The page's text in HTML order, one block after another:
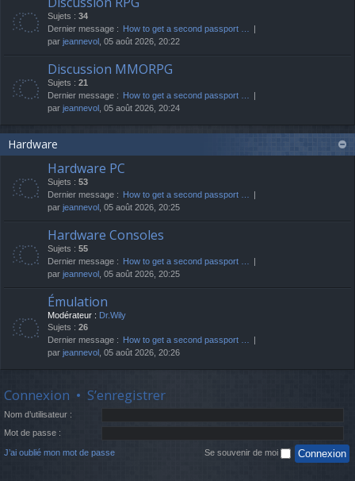
Sujets : 34
Dernier message : How to get a second passport …
par jeannevol , 05 août 2026, 20:22
Discussion MMORPG
Sujets : 21
Dernier message : How to get a second passport …
par jeannevol , 05 août 2026, 20:24
Hardware
Hardware PC
Sujets : 53
Dernier message : How to get a second passport …
par jeannevol , 05 août 2026, 20:25
Hardware Consoles
Sujets : 55
Dernier message : How to get a second passport …
par jeannevol , 05 août 2026, 20:25
Émulation
Modérateur : Dr.Wily
Sujets : 26
Dernier message : How to get a second passport …
par jeannevol , 05 août 2026, 20:26
Connexion • S’enregistrer
Nom d’utilisateur :
Mot de passe :
J’ai oublié mon mot de passe Se souvenir de moi